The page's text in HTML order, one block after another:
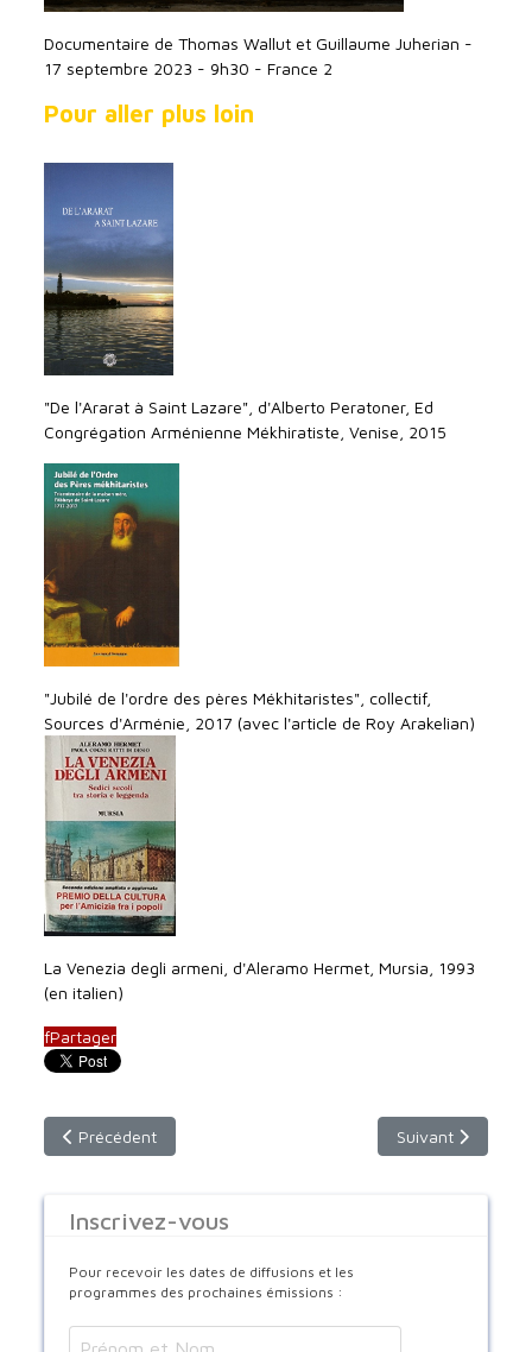
Documentaire de Thomas Wallut et Guillaume Juherian -
17 septembre 2023 - 9h30 - France 2
Pour aller plus loin
"De l'Ararat à Saint Lazare", d'Alberto Peratoner, Ed
Congrégation Arménienne Mékhiratiste, Venise, 2015
"Jubilé de l'ordre des pères Mékhitaristes", collectif,
Sources d'Arménie, 2017 (avec l'article de Roy Arakelian)
La Venezia degli armeni, d'Aleramo Hermet, Mursia, 1993
(en italien)
fPartager
Article précédent : dimanche 22 octobre 2023 - 9h30
Précédent Article suivant :
Suivant
Inscrivez-vous
Pour recevoir les dates de diffusions et les
programmes des prochaines émissions :